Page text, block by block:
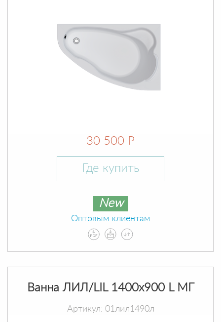
30 500 Р
Где купить
New
Оптовым клиентам
Ванна ЛИЛ/LIL 1400х900 L МГ
Артикул: 01лил1490л